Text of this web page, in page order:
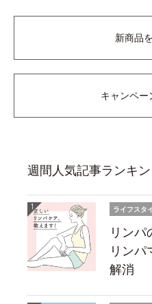
新商品
キャンペー
週間人気記事ランキ
ライフスタ
リンパ
リンパ
解消